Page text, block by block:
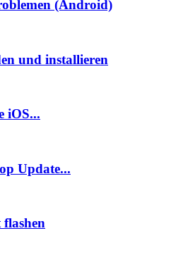
(Android)
und installieren
iOS...
Update...